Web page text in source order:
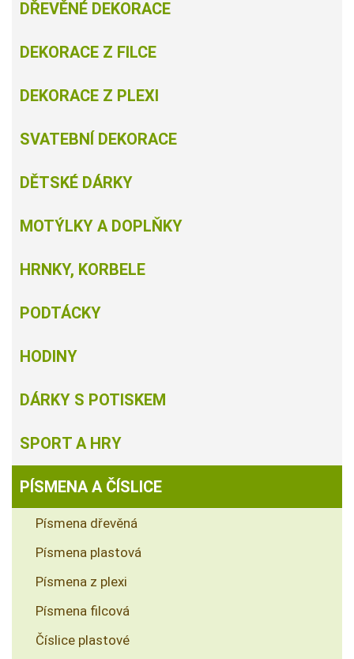
DŘEVĚNÉ DEKORACE
DEKORACE Z FILCE
DEKORACE Z PLEXI
SVATEBNÍ DEKORACE
DĚTSKÉ DÁRKY
MOTÝLKY A DOPLŇKY
HRNKY, KORBELE
PODTÁCKY
HODINY
DÁRKY S POTISKEM
SPORT A HRY
PÍSMENA A ČÍSLICE
Písmena dřevěná
Písmena plastová
Písmena z plexi
Písmena filcová
Číslice plastové